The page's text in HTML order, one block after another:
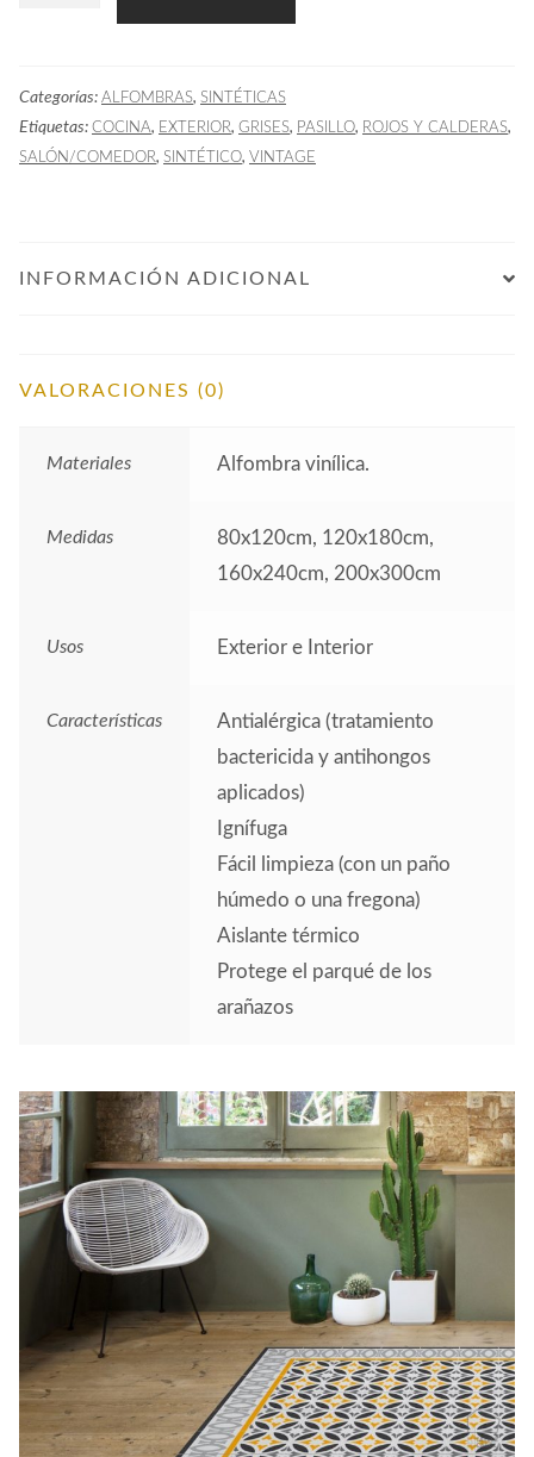
cantidad
Categorías: ALFOMBRAS, SINTÉTICAS
Etiquetas: COCINA, EXTERIOR, GRISES, PASILLO, ROJOS Y CALDERAS,
SALÓN/COMEDOR, SINTÉTICO, VINTAGE
INFORMACIÓN ADICIONAL
VALORACIONES (0)
Materiales Alfombra vinílica.
Medidas
80x120cm, 120x180cm,
160x240cm, 200x300cm
Usos Exterior e Interior
Características
Antialérgica (tratamiento
bactericida y antihongos
aplicados)
Ignífuga
Fácil limpieza (con un paño
húmedo o una fregona)
Aislante térmico
Protege el parqué de los
arañazos